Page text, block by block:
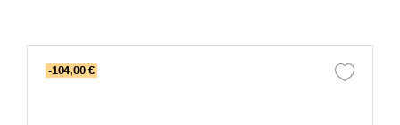
-104,00 €